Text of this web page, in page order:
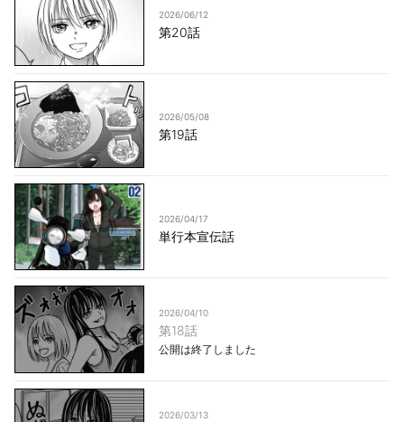
2026/06/12
第20話
2026/05/08
第19話
2026/04/17
単行本宣伝話
2026/04/10
第18話
公開は終了しました
2026/03/13